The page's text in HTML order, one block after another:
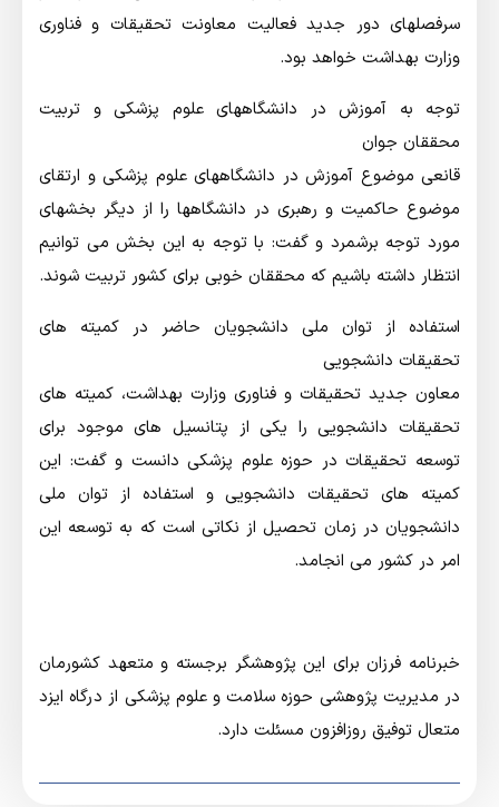
سرفصلهای دور جدید فعالیت معاونت تحقیقات و فناوری
وزارت بهداشت خواهد بود.
توجه به آموزش در دانشگاههای علوم پزشکی و تربیت
محققان جوان
قانعی موضوع آموزش در دانشگاههای علوم پزشکی و ارتقای
موضوع حاکمیت و رهبری در دانشگاهها را از دیگر بخشهای
مورد توجه برشمرد و گفت: با توجه به این بخش می توانیم
انتظار داشته باشیم که محققان خوبی برای کشور تربیت شوند.
استفاده از توان ملی دانشجویان حاضر در کمیته های
تحقیقات دانشجویی
معاون جدید تحقیقات و فناوری وزارت بهداشت، کمیته های
تحقیقات دانشجویی را یکی از پتانسیل های موجود برای
توسعه تحقیقات در حوزه علوم پزشکی دانست و گفت: این
کمیته های تحقیقات دانشجویی و استفاده از توان ملی
دانشجویان در زمان تحصیل از نکاتی است که به توسعه این
امر در کشور می انجامد.
خبرنامه فرزان برای این پژوهشگر برجسته و متعهد کشورمان
در مدیریت پژوهشی حوزه سلامت و علوم پزشکی از درگاه ایزد
متعال توفیق روزافزون مسئلت دارد.